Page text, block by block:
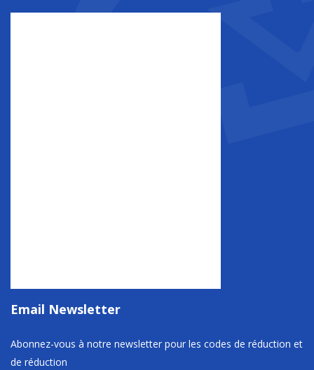
Email Newsletter
Abonnez-vous à notre newsletter pour les codes de réduction et
de réduction